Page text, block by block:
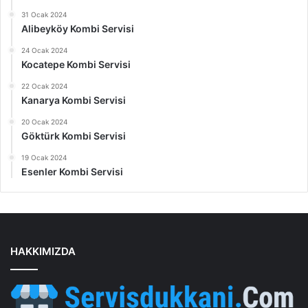
31 Ocak 2024
Alibeyköy Kombi Servisi
24 Ocak 2024
Kocatepe Kombi Servisi
22 Ocak 2024
Kanarya Kombi Servisi
20 Ocak 2024
Göktürk Kombi Servisi
19 Ocak 2024
Esenler Kombi Servisi
HAKKIMIZDA